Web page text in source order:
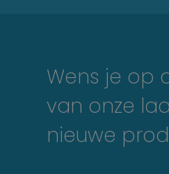
Wens je op
van onze
nieuwe